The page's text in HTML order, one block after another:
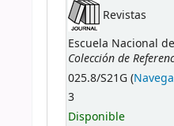
Revistas
Escuela Nacional
Colección de
025.8/S21G (
3
Disponible